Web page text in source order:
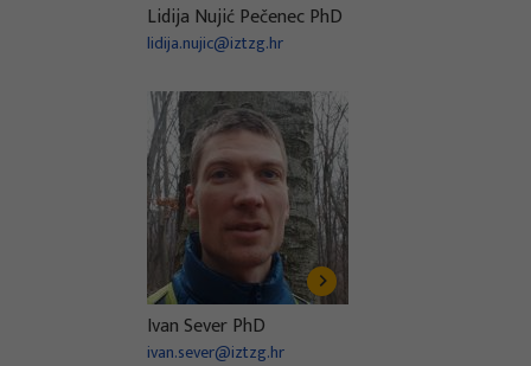
Lidija Nujić Pečenec PhD
lidija.nujic@iztzg.hr
Ivan Sever PhD
ivan.sever@iztzg.hr